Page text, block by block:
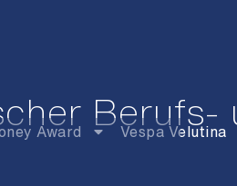
Berufs-
Award Vespa Velutina